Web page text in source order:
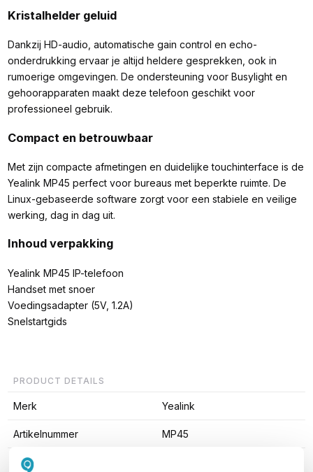
Kristalhelder geluid
Dankzij HD-audio, automatische gain control en echo-
onderdrukking ervaar je altijd heldere gesprekken, ook in
rumoerige omgevingen. De ondersteuning voor Busylight en
gehoorapparaten maakt deze telefoon geschikt voor
professioneel gebruik.
Compact en betrouwbaar
Met zijn compacte afmetingen en duidelijke touchinterface is de
Yealink MP45 perfect voor bureaus met beperkte ruimte. De
Linux-gebaseerde software zorgt voor een stabiele en veilige
werking, dag in dag uit.
Inhoud verpakking
Yealink MP45 IP-telefoon
Handset met snoer
Voedingsadapter (5V, 1.2A)
Snelstartgids
PRODUCT DETAILS
Merk Yealink
Artikelnummer MP45
EAN